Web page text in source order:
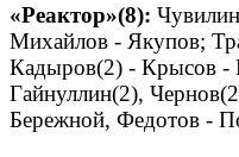
«Реактор»(8):
Михайлов - Якупов;
Кадыров(2) - Крысов
Гайнуллин(2),
Бережной, Федотов -